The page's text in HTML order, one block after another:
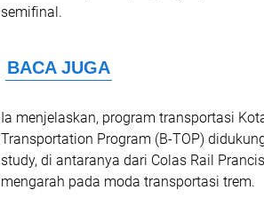
semifinal.
Ia menjelaskan, program transportasi
Transportation Program (B-TOP)
study, di antaranya dari Colas Rail
mengarah pada moda transportasi trem.